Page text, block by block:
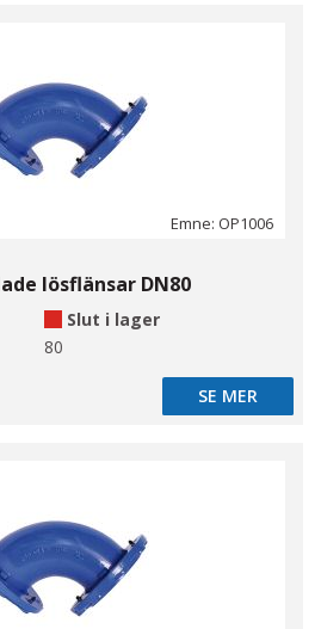
Emne: OP1006
lösflänsar DN80
Slut i lager
80
SE MER
SE MER